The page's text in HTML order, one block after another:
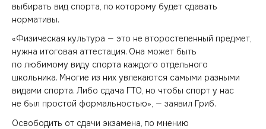
выбирать вид спорта, по которому будет сдавать
нормативы.
«Физическая культура — это не второстепенный предмет,
нужна итоговая аттестация. Она может быть
по любимому виду спорта каждого отдельного
школьника. Многие из них увлекаются самыми разными
видами спорта. Либо сдача ГТО, но чтобы спорт у нас
не был простой формальностью», — заявил Гриб.
Освободить от сдачи экзамена, по мнению